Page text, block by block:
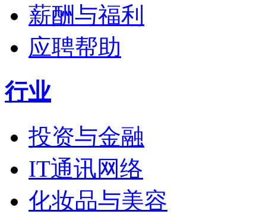
薪酬与福利
应聘帮助
行业
投资与金融
IT通讯网络
化妆品与美容